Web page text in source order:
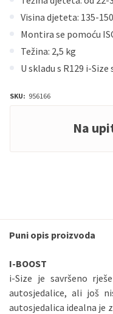
Visina djeteta: 135-
Montira se pomoću
Težina: 2,5 kg
U skladu s R129 i-
SKU: 956166
Na
Puni opis proizvoda
I-BOOST
i-Size je savršeno
autosjedalice, ali još
autosjedalica idealna je